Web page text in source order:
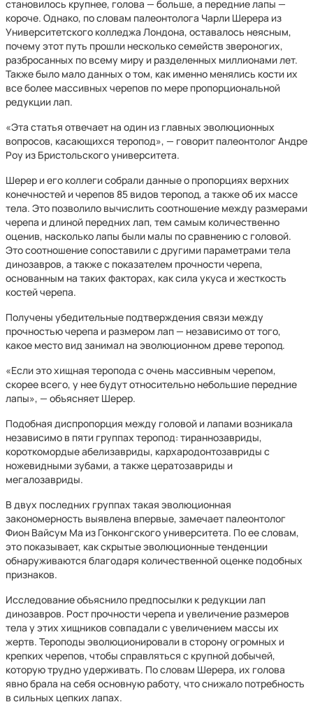
становилось крупнее, голова — больше, а передние лапы —
короче. Однако, по словам палеонтолога Чарли Шерера из
Университетского колледжа Лондона, оставалось неясным,
почему этот путь прошли несколько семейств звероногих,
разбросанных по всему миру и разделенных миллионами лет.
Также было мало данных о том, как именно менялись кости их
все более массивных черепов по мере пропорциональной
редукции лап.
«Эта статья отвечает на один из главных эволюционных
вопросов, касающихся теропод», — говорит палеонтолог Андре
Роу из Бристольского университета.
Шерер и его коллеги собрали данные о пропорциях верхних
конечностей и черепов 85 видов теропод, а также об их массе
тела. Это позволило вычислить соотношение между размерами
черепа и длиной передних лап, тем самым количественно
оценив, насколько лапы были малы по сравнению с головой.
Это соотношение сопоставили с другими параметрами тела
динозавров, а также с показателем прочности черепа,
основанным на таких факторах, как сила укуса и жесткость
костей черепа.
Получены убедительные подтверждения связи между
прочностью черепа и размером лап — независимо от того,
какое место вид занимал на эволюционном древе теропод.
«Если это хищная теропода с очень массивным черепом,
скорее всего, у нее будут относительно небольшие передние
лапы», — объясняет Шерер.
Подобная диспропорция между головой и лапами возникала
независимо в пяти группах теропод: тираннозавриды,
короткомордые абелизавриды, кархародонтозавриды с
ножевидными зубами, а также цератозавриды и
мегалозавриды.
В двух последних группах такая эволюционная
закономерность выявлена впервые, замечает палеонтолог
Фион Вайсум Ма из Гонконгского университета. По ее словам,
это показывает, как скрытые эволюционные тенденции
обнаруживаются благодаря количественной оценке подобных
признаков.
Исследование объяснило предпосылки к редукции лап
динозавров. Рост прочности черепа и увеличение размеров
тела у этих хищников совпадали с увеличением массы их
жертв. Тероподы эволюционировали в сторону огромных и
крепких черепов, чтобы справляться с крупной добычей,
которую трудно удерживать. По словам Шерера, их голова
явно брала на себя основную работу, что снижало потребность
в сильных цепких лапах.